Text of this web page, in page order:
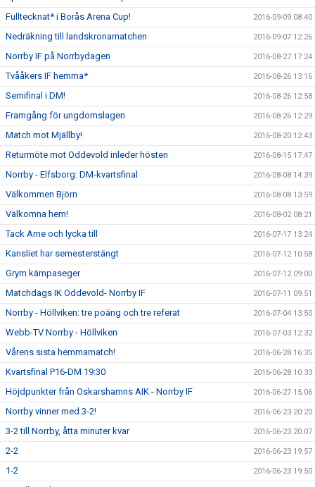
Fulltecknat* i Borås Arena Cup! 2016-09-09 08:40
Nedräkning till landskronamatchen 2016-09-07 12:26
Norrby IF på Norrbydagen 2016-08-27 17:24
Tvååkers IF hemma* 2016-08-26 13:16
Semifinal i DM! 2016-08-26 12:58
Framgång för ungdomslagen 2016-08-26 12:29
Match mot Mjällby! 2016-08-20 12:43
Returmöte mot Oddevold inleder hösten 2016-08-15 17:47
Norrby - Elfsborg: DM-kvartsfinal 2016-08-08 14:39
Välkommen Björn 2016-08-08 13:59
Välkomna hem! 2016-08-02 08:21
Tack Arne och lycka till 2016-07-17 13:24
Kansliet har semesterstängt 2016-07-12 10:58
Grym kämpaseger 2016-07-12 09:00
Matchdags IK Oddevold- Norrby IF 2016-07-11 09:51
Norrby - Höllviken: tre poäng och tre referat 2016-07-04 13:50
Webb-TV Norrby - Höllviken 2016-07-03 12:32
Vårens sista hemmamatch! 2016-06-28 16:35
Kvartsfinal P16-DM 19:30 2016-06-28 10:33
Höjdpunkter från Oskarshamns AIK - Norrby IF 2016-06-27 15:06
Norrby vinner med 3-2! 2016-06-23 20:20
3-2 till Norrby, åtta minuter kvar 2016-06-23 20:07
2-2 2016-06-23 19:57
1-2 2016-06-23 19:50